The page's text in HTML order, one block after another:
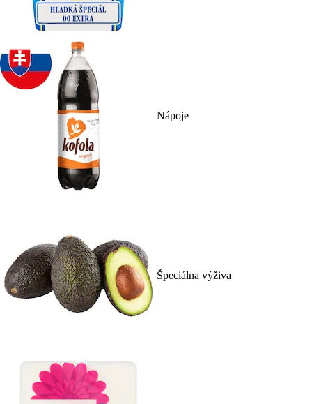
Nápoje
Špeciálna výživa